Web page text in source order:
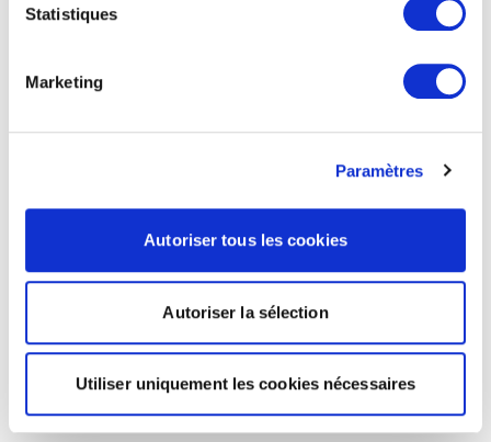
Statistiques
Marketing
Paramètres
Autoriser tous les cookies
Autoriser la sélection
Utiliser uniquement les cookies nécessaires